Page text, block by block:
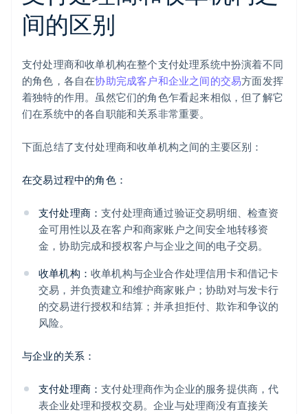
间的区别
支付处理商和收单机构在整个支付处理系统中扮演着不同
的角色，各自在协助完成客户和企业之间的交易方面发挥
着独特的作用。虽然它们的角色乍看起来相似，但了解它
们在系统中的各自职能和关系非常重要。
下面总结了支付处理商和收单机构之间的主要区别：
在交易过程中的角色：
支付处理商：支付处理商通过验证交易明细、检查资
金可用性以及在客户和商家账户之间安全地转移资
金，协助完成和授权客户与企业之间的电子交易。
收单机构： 收单机构与企业合作处理信用卡和借记卡
交易，并负责建立和维护商家账户；协助对与发卡行
的交易进行授权和结算；并承担拒付、欺诈和争议的
风险。
与企业的关系：
支付处理商：支付处理商作为企业的服务提供商，代
表企业处理和授权交易。企业与处理商没有直接关